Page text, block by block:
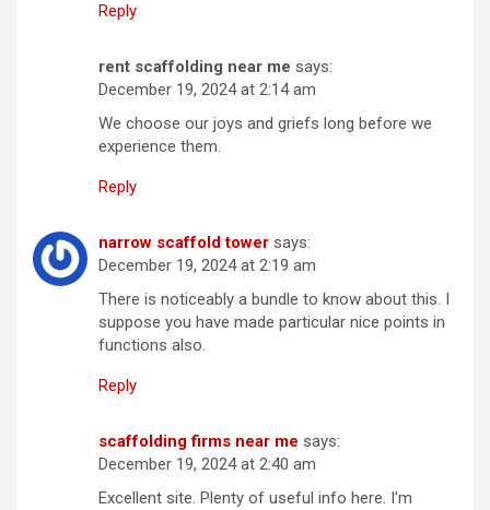
Reply
rent scaffolding near me says:
December 19, 2024 at 2:14 am
We choose our joys and griefs long before we
experience them.
Reply
narrow scaffold tower says:
December 19, 2024 at 2:19 am
There is noticeably a bundle to know about this. I
suppose you have made particular nice points in
functions also.
Reply
scaffolding firms near me says:
December 19, 2024 at 2:40 am
Excellent site. Plenty of useful info here. I’m